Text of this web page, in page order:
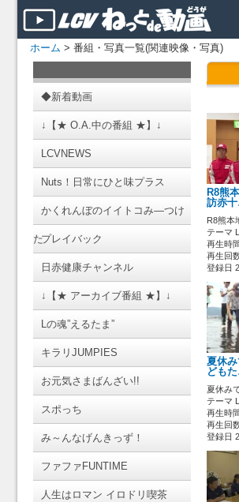
ホーム > 番組・写真一覧(関連映像・写真)
◆新着動画
↓【★ O.A.中の番組 ★】↓
LCVNEWS
Nuts！日常にひと味プラス
かくれんぼのイイトコみ―つけ
たプレイバック
日赤健康チャンネル
↓【★ アーカイブ番組 ★】↓
Lの魂”えるたま”
キラリJUMPIES
お元気さまばんざい!!
スポっち
み～んなげんきっず！
ファファFUNTIME
人生はロマン イロドリ喫茶
R8熊
訪赤
R8熊本
テーマ
再生時
再生回
登録日
夏休
ども
夏休み
テーマ
再生時
再生回
登録日